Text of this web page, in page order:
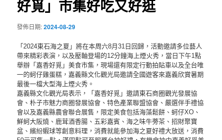
好覓」市集好吃又好逛
發佈日期:2024-08-29
「2024東石海之夏」將在本周六8月31日回歸，活動邀請多位藝人
帶來精彩表演，以及壓軸登場的12分鐘海上煙火秀，當日下午1點
舉辦「嘉香好覓」美食市集，現場還有限定行動拍貼車以及全台唯
一的蚵仔雞蛋糕，嘉義縣文化觀光局邀請全國遊客來嘉義欣賞暑期
最後一檔大型海上煙火秀。
嘉義縣文化觀光局表示，「嘉香好覓」邀請東石商圈觀光發展協
會、朴子市魅力商圈發展協會、特色產業聯盟協會、嚴選伴手禮協
會以及嘉義縣農會聯合展售，限定美食包括海藻鬆餅、蚵仔XO、
鮮蚵大阪燒、鹿茸酒香腸、五彩嘉賓、海之味牛蒡茶、招財聚寶
盆、繽紛蝦球等創意料理，消費就能參加海之夏好禮大放送，消費